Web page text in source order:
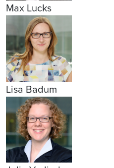
Max Lucks
Lisa Badum